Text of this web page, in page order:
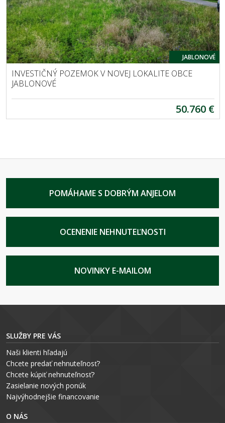
JABLONOVÉ
INVESTIČNÝ POZEMOK V NOVEJ LOKALITE OBCE
JABLONOVÉ
50.760 €
POMÁHAME S DOBRÝM ANJELOM
OCENENIE NEHNUTEĽNOSTI
NOVINKY E-MAILOM
SLUŽBY PRE VÁS
Naši klienti hľadajú
Chcete predať nehnuteľnosť?
Chcete kúpiť nehnuteľnosť?
Zasielanie nových ponúk
Najvýhodnejšie financovanie
O NÁS